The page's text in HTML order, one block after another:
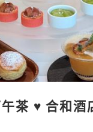
茶 ♥ 合和酒